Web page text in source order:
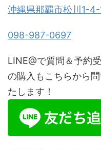
沖縄県那覇市松川1-
098-987-0697
LINE@で質問＆予約
の購入もこちらから
たします！